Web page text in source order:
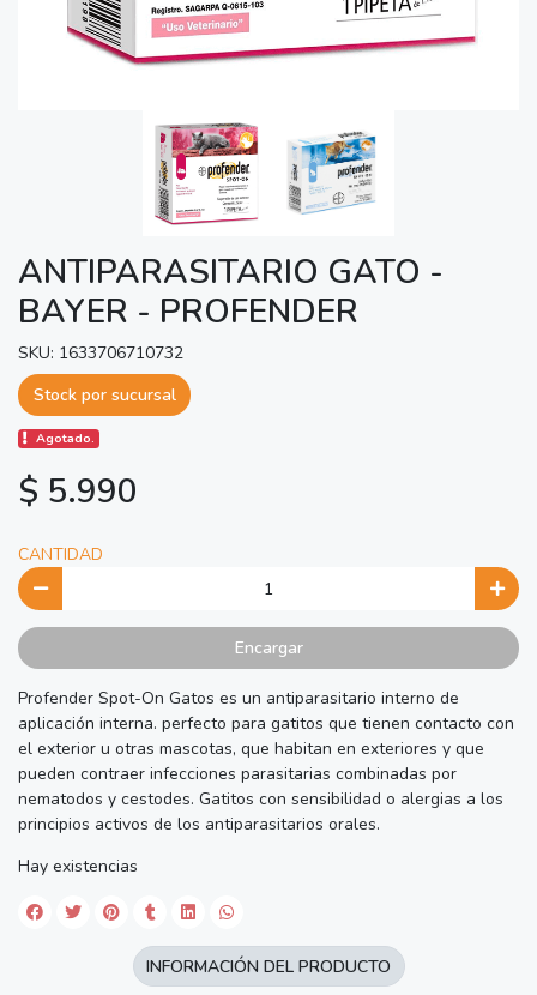
ANTIPARASITARIO GATO -
BAYER - PROFENDER
SKU: 1633706710732
Stock por sucursal
Agotado.
$ 5.990
CANTIDAD
Encargar
Profender Spot-On Gatos es un antiparasitario interno de
aplicación interna. perfecto para gatitos que tienen contacto con
el exterior u otras mascotas, que habitan en exteriores y que
pueden contraer infecciones parasitarias combinadas por
nematodos y cestodes. Gatitos con sensibilidad o alergias a los
principios activos de los antiparasitarios orales.
Hay existencias
INFORMACIÓN DEL PRODUCTO